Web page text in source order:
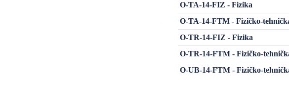
O-TA-14-FIZ - Fizika
O-TA-14-FTM - Fizičko-
O-TR-14-FIZ - Fizika
O-TR-14-FTM - Fizičko-
O-UB-14-FTM - Fizičko-